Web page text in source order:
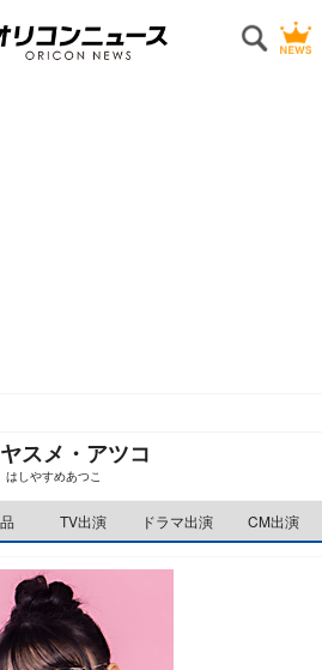
スメ・アツコ
はしやすめあつこ
TV出演 ドラマ出演 CM出演